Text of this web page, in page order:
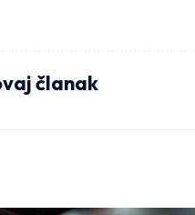
članak